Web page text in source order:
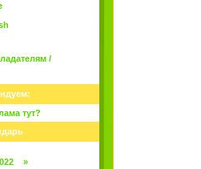
/
тут?
»